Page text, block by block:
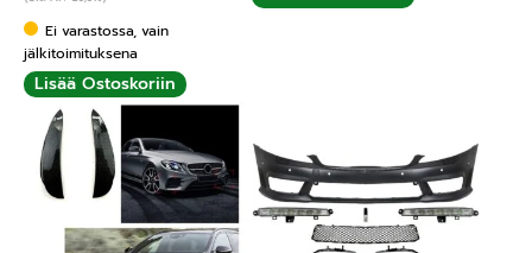
Ei varastossa, vain
jälkitoimituksena
Lisää Ostoskoriin